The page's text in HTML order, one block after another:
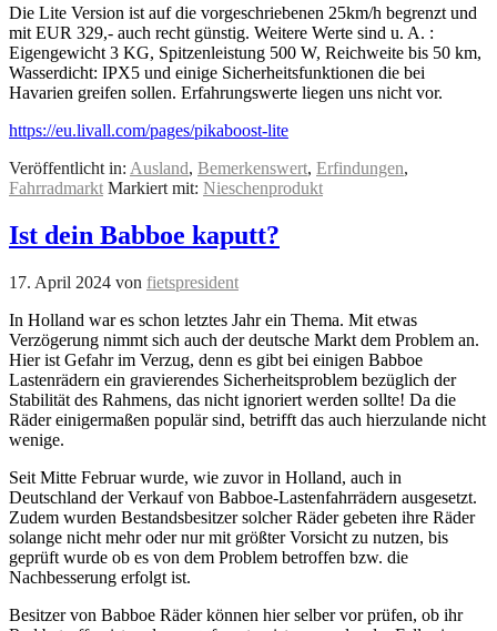
Die Lite Version ist auf die vorgeschriebenen 25km/h begrenzt und
mit EUR 329,- auch recht günstig. Weitere Werte sind u. A. :
Eigengewicht 3 KG, Spitzenleistung 500 W, Reichweite bis 50 km,
Wasserdicht: IPX5 und einige Sicherheitsfunktionen die bei
Havarien greifen sollen. Erfahrungswerte liegen uns nicht vor.
https://eu.livall.com/pages/pikaboost-lite
Veröffentlicht in: Ausland, Bemerkenswert, Erfindungen,
Fahrradmarkt Markiert mit: Nieschenprodukt
Ist dein Babboe kaputt?
17. April 2024 von fietspresident
In Holland war es schon letztes Jahr ein Thema. Mit etwas
Verzögerung nimmt sich auch der deutsche Markt dem Problem an.
Hier ist Gefahr im Verzug, denn es gibt bei einigen Babboe
Lastenrädern ein gravierendes Sicherheitsproblem bezüglich der
Stabilität des Rahmens, das nicht ignoriert werden sollte! Da die
Räder einigermaßen populär sind, betrifft das auch hierzulande nicht
wenige.
Seit Mitte Februar wurde, wie zuvor in Holland, auch in
Deutschland der Verkauf von Babboe-Lastenfahrrädern ausgesetzt.
Zudem wurden Bestandsbesitzer solcher Räder gebeten ihre Räder
solange nicht mehr oder nur mit größter Vorsicht zu nutzen, bis
geprüft wurde ob es von dem Problem betroffen bzw. die
Nachbesserung erfolgt ist.
Besitzer von Babboe Räder können hier selber vor prüfen, ob ihr